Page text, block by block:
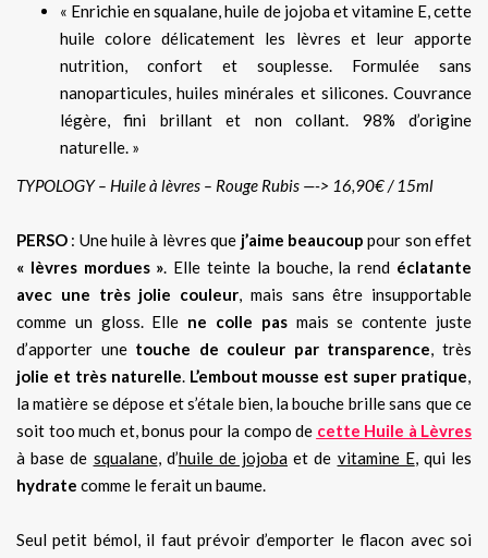
« Enrichie en squalane, huile de jojoba et vitamine E, cette
huile colore délicatement les lèvres et leur apporte
nutrition, confort et souplesse. Formulée sans
nanoparticules, huiles minérales et silicones. Couvrance
légère, fini brillant et non collant. 98% d’origine
naturelle. »
TYPOLOGY – Huile à lèvres – Rouge Rubis —-> 16,90€ / 15ml
PERSO : Une huile à lèvres que j’aime beaucoup pour son effet
« lèvres mordues ». Elle teinte la bouche, la rend éclatante
avec une très jolie couleur, mais sans être insupportable
comme un gloss. Elle ne colle pasmais se contente juste
d’apporter unetouche de couleur par transparence, très
jolie et très naturelle. L’embout mousse est super pratique,
la matière se dépose et s’étale bien, la bouche brille sans que ce
soit too much et, bonus pour la compo de cette Huile à Lèvres
à base de squalane, d’huile de jojoba et de vitamine E, qui les
hydrate comme le ferait un baume.
Seul petit bémol, il faut prévoir d’emporter le flacon avec soi